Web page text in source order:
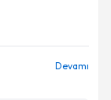
Devamı